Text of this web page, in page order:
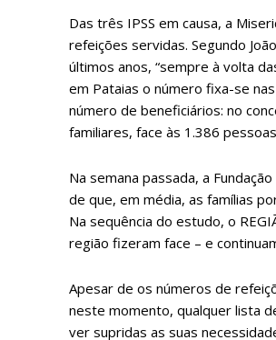
Das três IPSS em causa, a
refeições servidas. Segundo
últimos anos, “sempre à volta
em Pataias o número fixa-se
número de beneficiários: no
familiares, face às 1.386
Na semana passada, a
de que, em média, as famílias
Na sequência do estudo, o
região fizeram face – e
Apesar de os números de
neste momento, qualquer lista
ver supridas as suas